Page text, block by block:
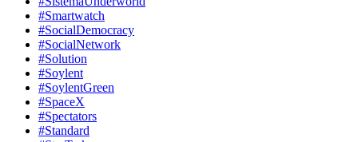
#Smartwatch
#SocialDemocracy
#SocialNetwork
#Solution
#Soylent
#SoylentGreen
#SpaceX
#Spectators
#Standard